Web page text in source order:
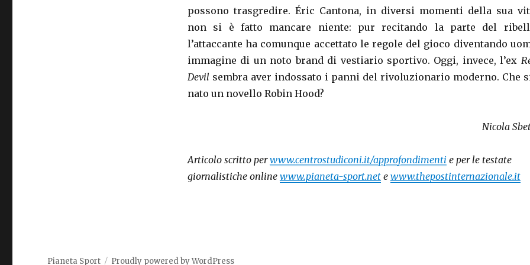
possono trasgredire. Éric Cantona, in diversi momenti della sua
non si è fatto mancare niente: pur recitando la parte del
l’attaccante ha comunque accettato le regole del gioco diventando
immagine di un noto brand di vestiario sportivo. Oggi, invece, l’ex
Devil sembra aver indossato i panni del rivoluzionario moderno. Che
nato un novello Robin Hood?
Nicola
Articolo scritto perwww.centrostudiconi.it/approfondimenti e per le testate
giornalistiche online www.pianeta-sport.nete www.thepostinternazionale.it
Pianeta Sport Proudly powered by WordPress